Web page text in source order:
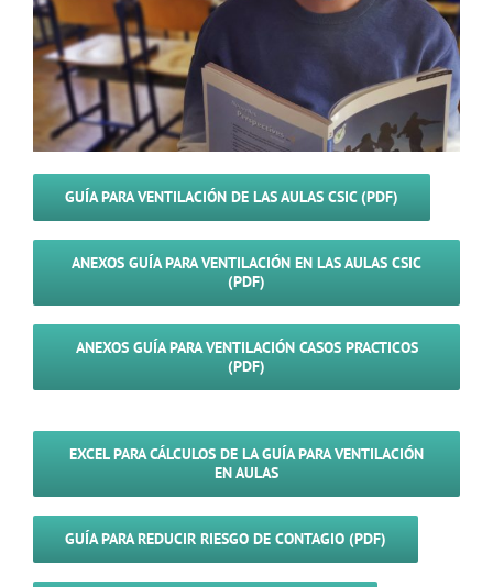
GUÍA PARA VENTILACIÓN DE LAS AULAS CSIC (PDF)
ANEXOS GUÍA PARA VENTILACIÓN EN LAS AULAS CSIC
(PDF)
ANEXOS GUÍA PARA VENTILACIÓN CASOS PRACTICOS
(PDF)
EXCEL PARA CÁLCULOS DE LA GUÍA PARA VENTILACIÓN
EN AULAS
GUÍA PARA REDUCIR RIESGO DE CONTAGIO (PDF)